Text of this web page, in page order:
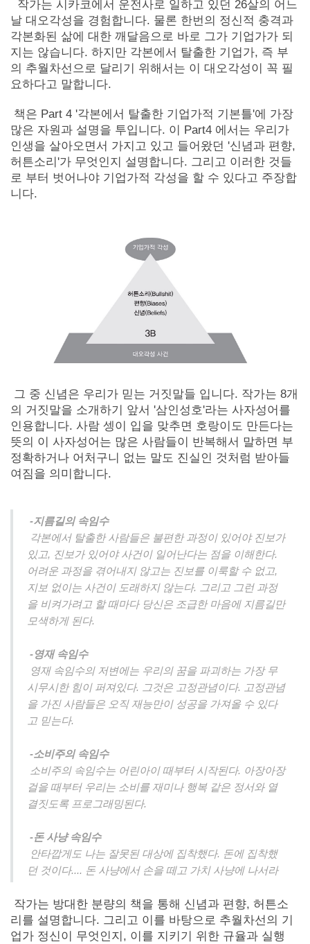
작가는 시카코에서 운전사로 일하고 있던 26살의 어느
날 대오각성을 경험합니다. 물론 한번의 정신적 충격과
각본화된 삶에 대한 깨달음으로 바로 그가 기업가가 되
지는 않습니다. 하지만 각본에서 탈출한 기업가, 즉 부
의 추월차선으로 달리기 위해서는 이 대오각성이 꼭 필
요하다고 말합니다.
책은 Part 4 '각본에서 탈출한 기업가적 기본틀'에 가장
많은 자원과 설명을 투입니다. 이 Part4 에서는 우리가
인생을 살아오면서 가지고 있고 들어왔던 '신념과 편향,
허튼소리'가 무엇인지 설명합니다. 그리고 이러한 것들
로 부터 벗어나야 기업가적 각성을 할 수 있다고 주장합
니다.
그 중 신념은 우리가 믿는 거짓말들 입니다. 작가는 8개
의 거짓말을 소개하기 앞서 '삼인성호'라는 사자성어를
인용합니다. 사람 셍이 입을 맞추면 호랑이도 만든다는
뜻의 이 사자성어는 많은 사람들이 반복해서 말하면 부
정확하거나 어처구니 없는 말도 진실인 것처럼 받아들
여짐을 의미합니다.
-지름길의 속임수
각본에서 탈출한 사람들은 불편한 과정이 있어야 진보가
있고, 진보가 있어야 사건이 일어난다는 점을 이해한다.
어려운 과정을 겪어내지 않고는 진보를 이룩할 수 없고,
지보 없이는 사건이 도래하지 않는다. 그리고 그런 과정
을 비켜가려고 할 때마다 당신은 조급한 마음에 지름길만
모색하게 된다.
-영재 속임수
영재 속임수의 저변에는 우리의 꿈을 파괴하는 가장 무
시무시한 힘이 퍼져있다. 그것은 고정관념이다. 고정관념
을 가진 사람들은 오직 재능만이 성공을 가져올 수 있다
고 믿는다.
-소비주의 속임수
소비주의 속임수는 어린아이 때부터 시작된다. 아장아장
걸을 때부터 우리는 소비를 재미나 행복 같은 정서와 열
결짓도록 프로그래밍된다.
-돈 사냥 속임수
안타깝게도 나는 잘못된 대상에 집착했다. 돈에 집착했
던 것이다.... 돈 사냥에서 손을 떼고 가치 사냥에 나서라
작가는 방대한 분량의 책을 통해 신념과 편향, 허튼소
리를 설명합니다. 그리고 이를 바탕으로 추월차선의 기
업가 정신이 무엇인지, 이를 지키기 위한 규율과 실행